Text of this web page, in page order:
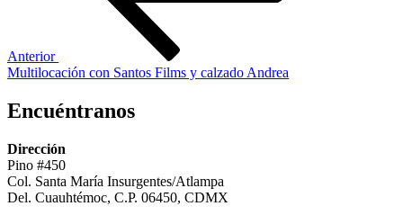
Anterior
Multilocación con Santos Films y calzado Andrea
Encuéntranos
Dirección
Pino #450
Col. Santa María Insurgentes/Atlampa
Del. Cuauhtémoc, C.P. 06450, CDMX